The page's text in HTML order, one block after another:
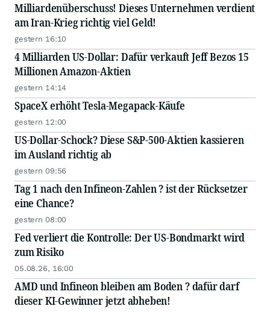
Milliardenüberschuss! Dieses Unternehmen verdient
am Iran-Krieg richtig viel Geld!
gestern 16:10
4 Milliarden US-Dollar: Dafür verkauft Jeff Bezos 15
Millionen Amazon-Aktien
gestern 14:14
SpaceX erhöht Tesla-Megapack-Käufe
gestern 12:00
US-Dollar-Schock? Diese S&P-500-Aktien kassieren
im Ausland richtig ab
gestern 09:56
Tag 1 nach den Infineon-Zahlen ? ist der Rücksetzer
eine Chance?
gestern 08:00
Fed verliert die Kontrolle: Der US-Bondmarkt wird
zum Risiko
05.08.26, 16:00
AMD und Infineon bleiben am Boden ? dafür darf
dieser KI-Gewinner jetzt abheben!